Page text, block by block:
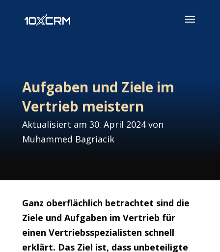
Aufgaben und Ziele im
Vertrieb meistern
Aktualisiert am 30. April 2024 von
Muhammed Bagriacik
Ganz oberflächlich betrachtet sind die
Ziele und Aufgaben im Vertrieb für
einen Vertriebsspezialisten schnell
erklärt. Das Ziel ist, dass unbeteiligte